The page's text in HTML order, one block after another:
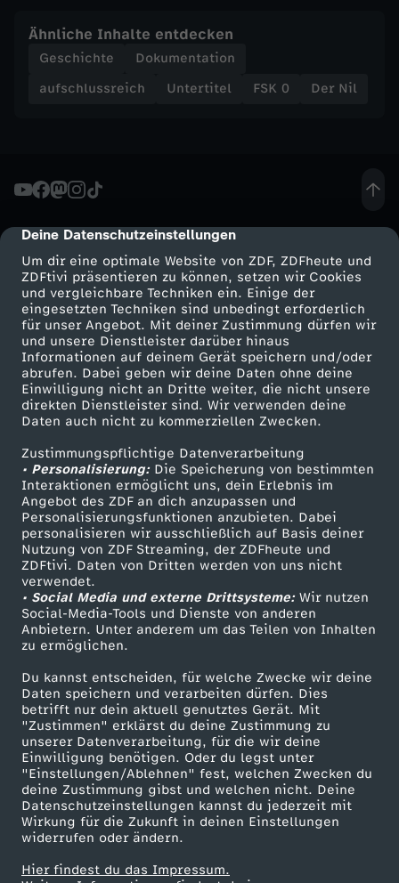
cmp-dialog-description
Deine Datenschutzeinstellungen
Um dir eine optimale Website von ZDF, ZDFheute und
ZDFtivi präsentieren zu können, setzen wir Cookies
und vergleichbare Techniken ein. Einige der
eingesetzten Techniken sind unbedingt erforderlich
für unser Angebot. Mit deiner Zustimmung dürfen wir
und unsere Dienstleister darüber hinaus
Informationen auf deinem Gerät speichern und/oder
abrufen. Dabei geben wir deine Daten ohne deine
Einwilligung nicht an Dritte weiter, die nicht unsere
direkten Dienstleister sind. Wir verwenden deine
Daten auch nicht zu kommerziellen Zwecken.
Zustimmungspflichtige Datenverarbeitung
• Personalisierung:Die Speicherung von bestimmten
Interaktionen ermöglicht uns, dein Erlebnis im
Angebot des ZDF an dich anzupassen und
Personalisierungsfunktionen anzubieten. Dabei
personalisieren wir ausschließlich auf Basis deiner
Nutzung von ZDF Streaming, der ZDFheute und
ZDFtivi. Daten von Dritten werden von uns nicht
verwendet.
• Social Media und externe Drittsysteme:Wir nutzen
Social-Media-Tools und Dienste von anderen
Anbietern. Unter anderem um das Teilen von Inhalten
zu ermöglichen.
Du kannst entscheiden, für welche Zwecke wir deine
Daten speichern und verarbeiten dürfen. Dies
betrifft nur dein aktuell genutztes Gerät. Mit
"Zustimmen" erklärst du deine Zustimmung zu
unserer Datenverarbeitung, für die wir deine
Einwilligung benötigen. Oder du legst unter
"Einstellungen/Ablehnen" fest, welchen Zwecken du
deine Zustimmung gibst und welchen nicht. Deine
Datenschutzeinstellungen kannst du jederzeit mit
Wirkung für die Zukunft in deinen Einstellungen
widerrufen oder ändern.
Hier findest du das Impressum.
i
k
Ähnliche Inhalte entdecken
Geschichte
Dokumentation
aufschlussreich
Untertitel FSK 0 Der Nil
Mehr ZDF
ZDF-Apps
Smart TV
ZDFtext
Livestreams
Sendungen A-Z
TV-Programm
Service
ZDFmitreden
Kontakt zum ZDF
Tickets
Zuschauerservice
Hilfe
ZDF Unternehmen
Karriere
ZDF goes Schule
Werbefernsehen
Mainzelmännchen
Partner